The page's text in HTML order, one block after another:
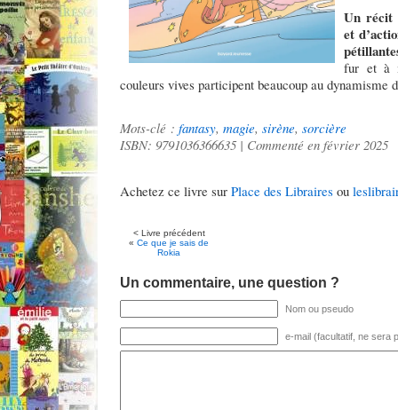
Un récit
et
fur et à
couleurs vives participent beaucoup au dynamisme
Mots-clé : fantasy, magie, sirène, sorcière
ISBN: 9791036366635 | Commenté en février 2025
Achetez ce livre sur Place des Libraires ou
< Livre précédent
« Ce que je sais de
Rokia
Un commentaire, une question ?
Nom ou pseudo
e-mail (facultatif, ne sera